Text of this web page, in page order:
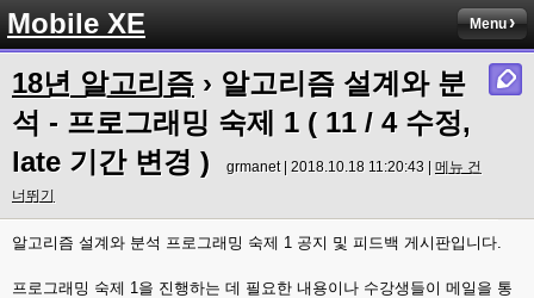
Mobile XE Menu
18년 알고리즘 › 알고리즘 설계와 분
석 - 프로그래밍 숙제 1 ( 11 / 4 수정,
late 기간 변경 )
grmanet | 2018.10.18 11:20:43 | 메뉴 건
너뛰기
알고리즘 설계와 분석 프로그래밍 숙제 1 공지 및 피드백 게시판입니다.
프로그래밍 숙제 1을 진행하는 데 필요한 내용이나 수강생들이 메일을 통